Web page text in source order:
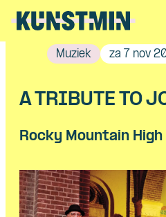
Muziek za 7 nov
A TRIBUTE TO
Rocky Mountain High